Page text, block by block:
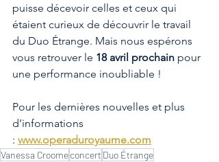
puisse décevoir celles et ceux qui
étaient curieux de découvrir le travail
du Duo Étrange. Mais nous espérons
vous retrouver le 18 avril prochain pour
une performance inoubliable !
Pour les dernières nouvelles et plus
d’informations
: www.operaduroyaume.com
Vanessa Croomeconcert Duo Étrange